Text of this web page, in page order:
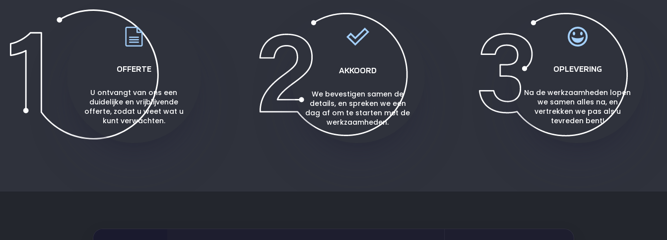
OFFERTE
U ontvangt van ons een
duidelijke en vrijblijvende
offerte, zodat u weet wat u
kunt verwachten.
AKKOORD
We bevestigen samen de
details, en spreken we een
dag af om te starten met de
werkzaamheden.
OPLEVERING
Na de werkzaamheden lopen
we samen alles na, en
vertrekken we pas als u
tevreden bent!